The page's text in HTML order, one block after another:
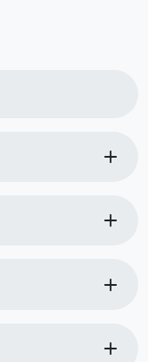
add
add
add
add